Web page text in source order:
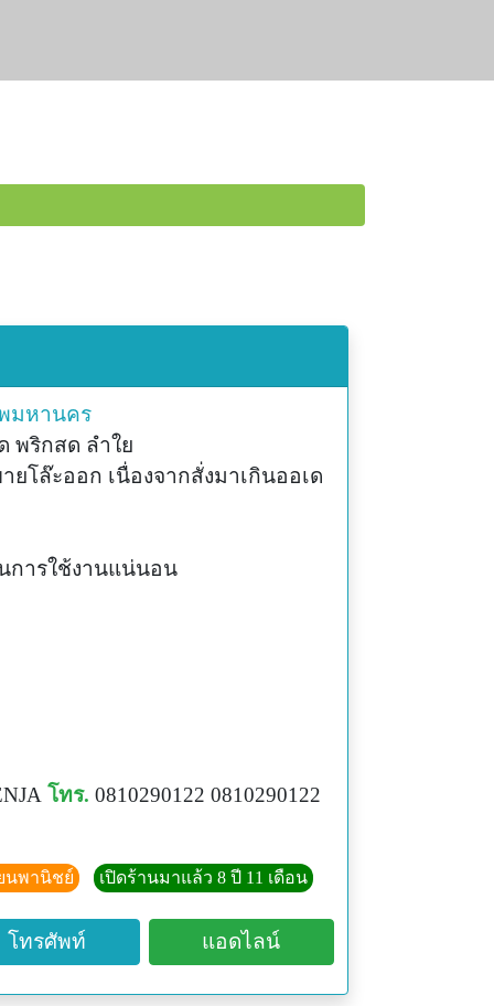
มหานคร
พริกสด ลำใย
ยโล๊ะออก เนื่องจากสั่งมาเกินออเด
การใช้งานแน่นอน
โทร. 0810290122 0810290122
นพานิชย์ เปิดร้านมาแล้ว 8 ปี 11 เดือน
โทรศัพท์ แอดไลน์